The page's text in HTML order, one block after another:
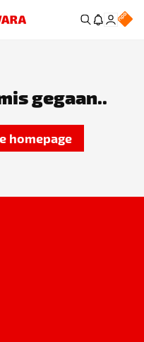
gegaan..
homepage